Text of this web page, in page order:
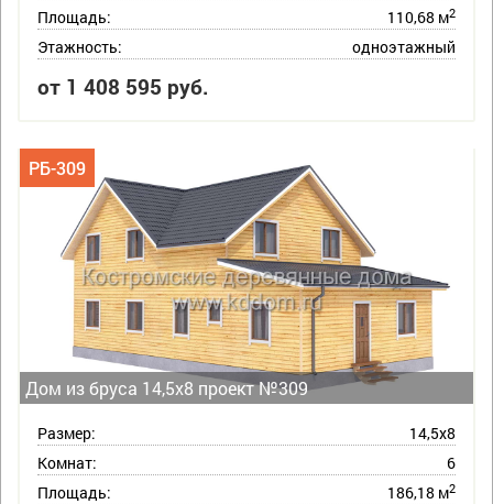
Площадь:
110,68 м2
Этажность: одноэтажный
от 1 408 595 руб.
Дом из бруса 14,5х8 проект №309
РБ-309
Размер:
14,5х8
Комнат:
6
Площадь:
186,18 м2